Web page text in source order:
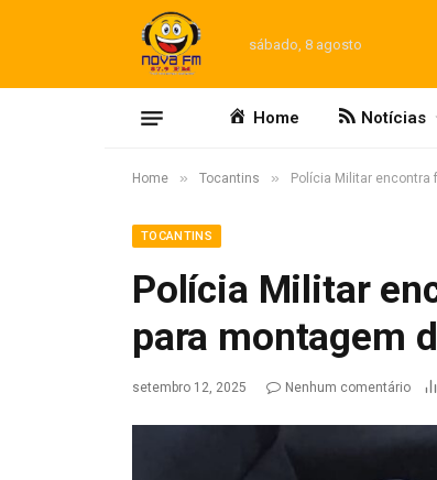
sábado, 8 agosto
Home Notícias
Home » Tocantins » Polícia Militar encontra
TOCANTINS
Polícia Militar
para montagem
setembro 12, 2025 Nenhum comentário